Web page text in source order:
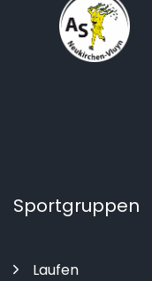
Sportgruppen
Laufen